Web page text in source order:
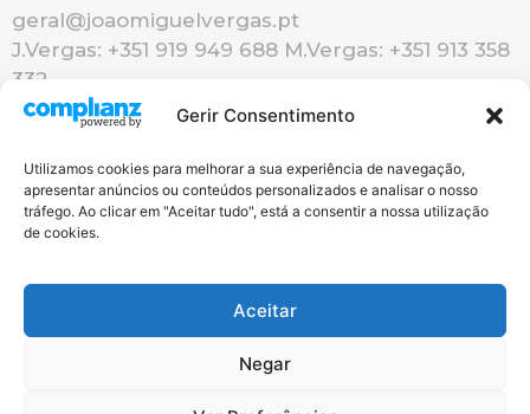
Gerir Consentimento
Utilizamos cookies para melhorar a sua experiência de navegação,
apresentar anúncios ou conteúdos personalizados e analisar o nosso
tráfego. Ao clicar em "Aceitar tudo", está a consentir a nossa utilização
de cookies.
Aceitar
Negar
geral@joaomiguelvergas.pt
J.Vergas: +351 919 949 688 M.Vergas: +351 913 358
332
Redes Sociais